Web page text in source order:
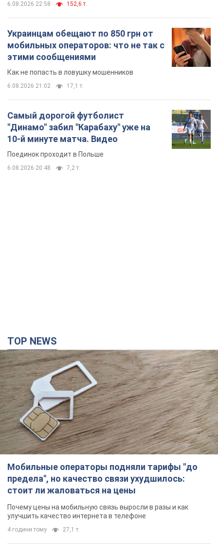
6.08.2026 22:58 152,6 т.
Украинцам обещают по 850 грн от
мобильных операторов: что не так с
этими сообщениями
Как не попасть в ловушку мошенников
6.08.2026 21:02 17,1 т.
Самый дорогой футболист
"Динамо" забил "Карабаху" уже на
10-й минуте матча. Видео
Поединок проходит в Польше
6.08.2026 20:48 7,2 т.
TOP NEWS
Мобильные операторы подняли тарифы "до
предела", но качество связи ухудшилось:
стоит ли жаловаться на цены
Почему цены на мобильную связь выросли в разы и как
улучшить качество интернета в телефоне
4 години тому 27,1 т.